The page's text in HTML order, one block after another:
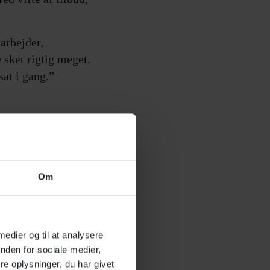
Om
og til at analysere
for sociale medier,
oplysninger, du har givet
sket rigtig meget.
i gang.”
af børnehaver
for lange,”
vegne. Vi